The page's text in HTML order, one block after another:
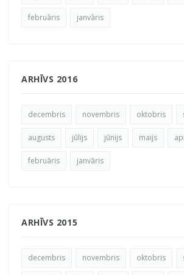
februāris janvāris
ARHĪVS 2016
decembris novembris oktobris
augusts jūlijs jūnijs maijs
februāris janvāris
ARHĪVS 2015
decembris novembris oktobris